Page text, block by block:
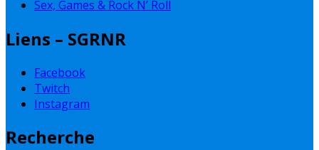
Sex, Games & Rock N’ Roll
Liens – SGRNR
Facebook
Twitch
Instagram
Recherche